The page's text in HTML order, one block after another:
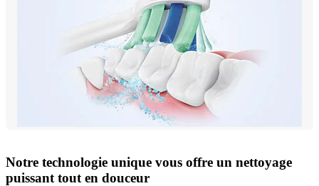
Notre technologie unique vous offre un nettoyage
puissant tout en douceur